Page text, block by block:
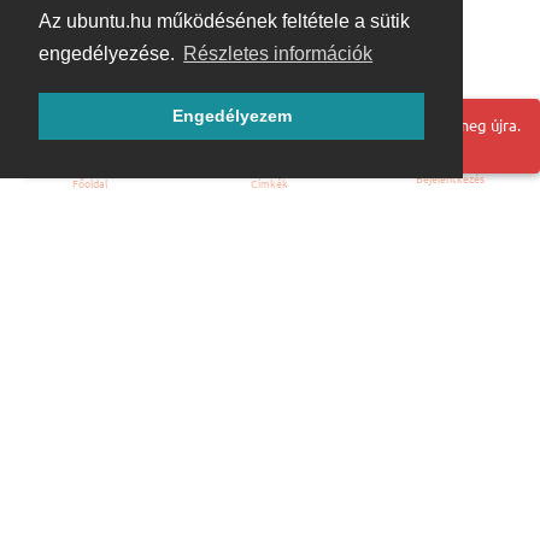
Az ubuntu.hu működésének feltétele a sütik
engedélyezése. Részletes információk
Engedélyezem
Hoppá! Valami hiba történt. Frissítse az oldalt és próbálja meg újra.
Főoldal Címkék Bejelentkezés